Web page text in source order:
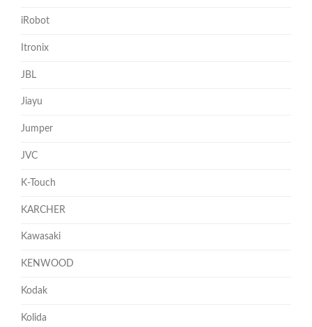
iRobot
Itronix
JBL
Jiayu
Jumper
JVC
K-Touch
KARCHER
Kawasaki
KENWOOD
Kodak
Kolida